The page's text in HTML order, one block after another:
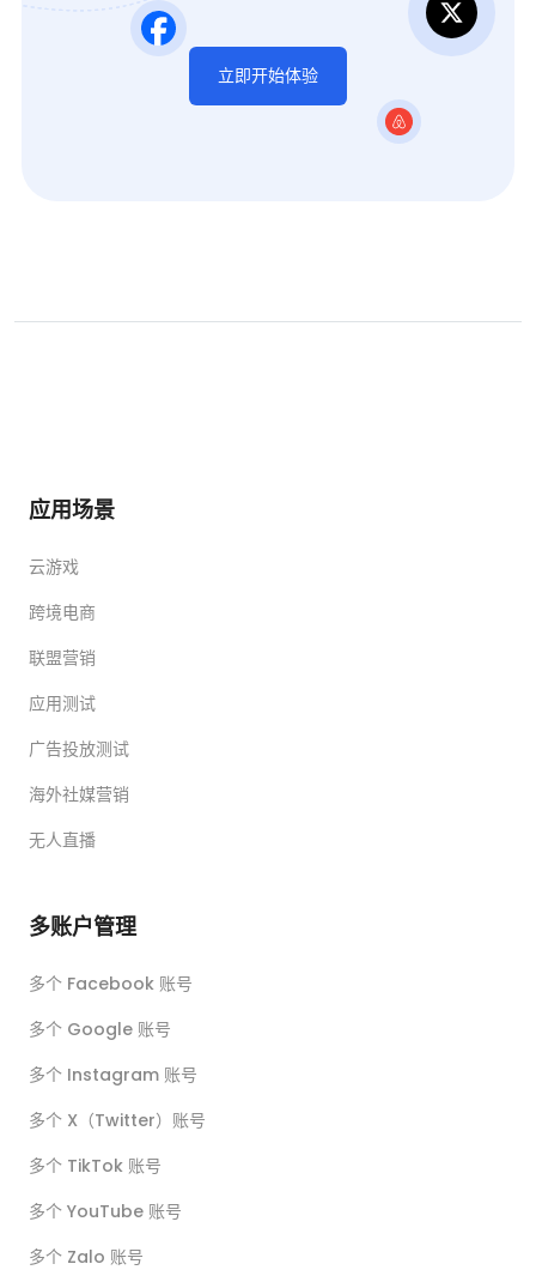
立即开始体验
应用场景
云游戏
跨境电商
联盟营销
应用测试
广告投放测试
海外社媒营销
无人直播
多账户管理
多个 Facebook 账号
多个 Google 账号
多个 Instagram 账号
多个 X（Twitter）账号
多个 TikTok 账号
多个 YouTube 账号
多个 Zalo 账号